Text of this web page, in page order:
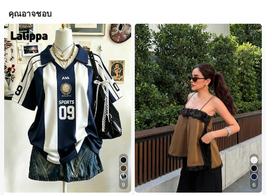
คุณอาจชอบ
9 6
#1 ขายดี
ใน สีกากี เสื้อสตรี เสื้อเบลาส์ & Tee
ลูกค้ากลับมาซื้อซ้ำ!